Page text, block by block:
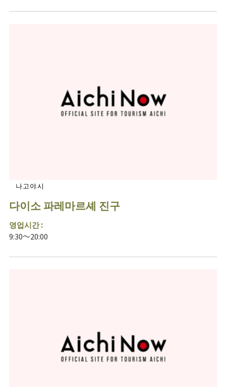
나고야시
다이소 파레마르셰 진구
영업시간 :
9:30～20:00